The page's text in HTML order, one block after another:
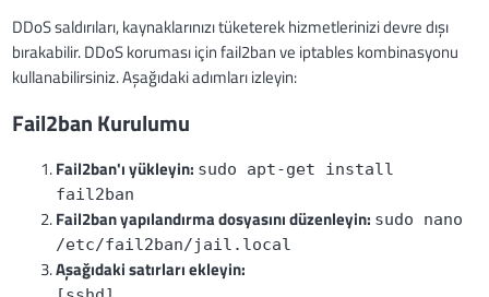
DDoS saldırıları, kaynaklarınızı tüketerek hizmetlerinizi devre dışı
bırakabilir. DDoS koruması için fail2ban ve iptables kombinasyonu
kullanabilirsiniz. Aşağıdaki adımları izleyin:
Fail2ban Kurulumu
Fail2ban'ı yükleyin: sudo apt-get install
fail2ban
Fail2ban yapılandırma dosyasını düzenleyin: sudo nano
/etc/fail2ban/jail.local
Aşağıdaki satırları ekleyin: